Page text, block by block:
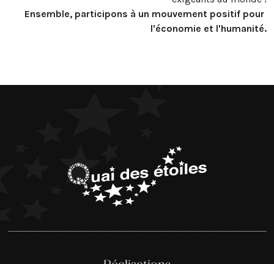
Ensemble, participons à un mouvement positif pour
l'économie et l'humanité.